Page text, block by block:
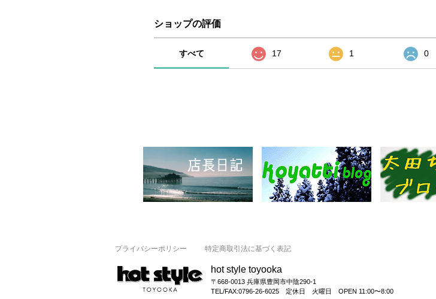
ショップの評価
すべて 17 1 0
プライバシーポリシー 特定商取引法に基づく表記
hot style toyooka
〒668-0013 兵庫県豊岡市中陰290-1
TEL/FAX:0796-26-6025 定休日 火曜日 OPEN 11:00〜8:00